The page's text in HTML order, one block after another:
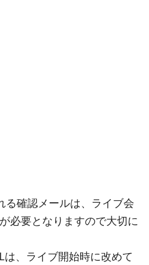
る確認メールは、ライブ会
必要となりますので大切に
は、ライブ開始時に改めて